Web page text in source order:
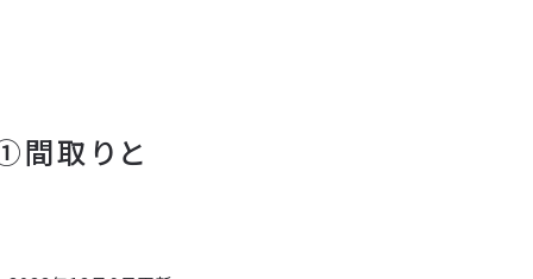
間取りと